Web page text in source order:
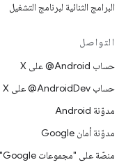
البرامج الثنائية لبرنامج التشغيل
التواصل
حساب ‎@Android على X
حساب ‎@AndroidDev على X
مدوّنة Android
مدوّنة أمان Google
منصّة على "مجموعات Google"